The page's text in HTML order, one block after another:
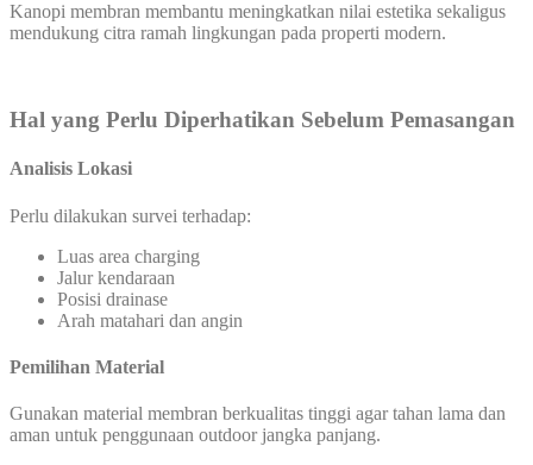
Kanopi membran membantu meningkatkan nilai estetika sekaligus
mendukung citra ramah lingkungan pada properti modern.
Hal yang Perlu Diperhatikan Sebelum Pemasangan
Analisis Lokasi
Perlu dilakukan survei terhadap:
Luas area charging
Jalur kendaraan
Posisi drainase
Arah matahari dan angin
Pemilihan Material
Gunakan material membran berkualitas tinggi agar tahan lama dan
aman untuk penggunaan outdoor jangka panjang.